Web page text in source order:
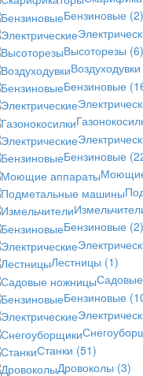
Бензиновые (2)
Высоторезы (6)
Воздуходувки
Бензиновые
Бензиновые
Бензиновые (2)
Лестницы (1)
Бензиновые
Станки (51)
Дровоколы (3)